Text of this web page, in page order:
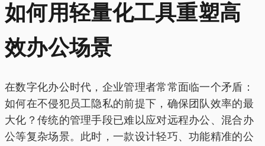
如何用轻量化工具重塑高
效办公场景‌
在数字化办公时代，企业管理者常常面临一个矛盾：
如何在不侵犯员工隐私的前提下，确保团队效率的最
大化？传统的管理手段已难以应对远程办公、混合办
公等复杂场景。此时，一款设计轻巧、功能精准的公